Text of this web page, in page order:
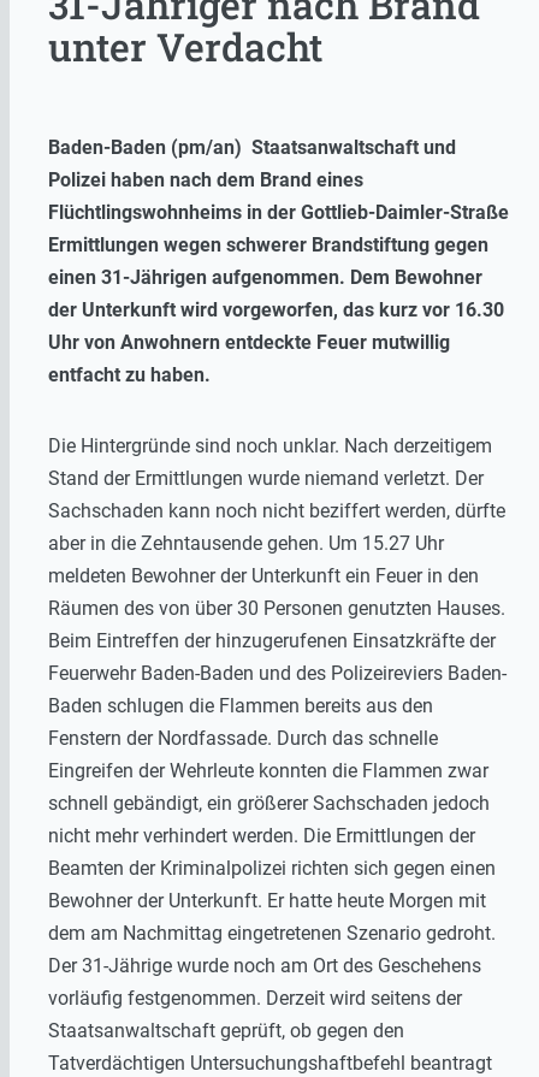
unter Verdacht
Baden-Baden (pm/an) Staatsanwaltschaft und
Polizei haben nach dem Brand eines
Flüchtlingswohnheims in der Gottlieb-Daimler-Straße
Ermittlungen wegen schwerer Brandstiftung gegen
einen 31-Jährigen aufgenommen. Dem Bewohner
der Unterkunft wird vorgeworfen, das kurz vor 16.30
Uhr von Anwohnern entdeckte Feuer mutwillig
entfacht zu haben.
Die Hintergründe sind noch unklar. Nach derzeitigem
Stand der Ermittlungen wurde niemand verletzt. Der
Sachschaden kann noch nicht beziffert werden, dürfte
aber in die Zehntausende gehen. Um 15.27 Uhr
meldeten Bewohner der Unterkunft ein Feuer in den
Räumen des von über 30 Personen genutzten Hauses.
Beim Eintreffen der hinzugerufenen Einsatzkräfte der
Feuerwehr Baden-Baden und des Polizeireviers Baden-
Baden schlugen die Flammen bereits aus den
Fenstern der Nordfassade. Durch das schnelle
Eingreifen der Wehrleute konnten die Flammen zwar
schnell gebändigt, ein größerer Sachschaden jedoch
nicht mehr verhindert werden. Die Ermittlungen der
Beamten der Kriminalpolizei richten sich gegen einen
Bewohner der Unterkunft. Er hatte heute Morgen mit
dem am Nachmittag eingetretenen Szenario gedroht.
Der 31-Jährige wurde noch am Ort des Geschehens
vorläufig festgenommen. Derzeit wird seitens der
Staatsanwaltschaft geprüft, ob gegen den
Tatverdächtigen Untersuchungshaftbefehl beantragt